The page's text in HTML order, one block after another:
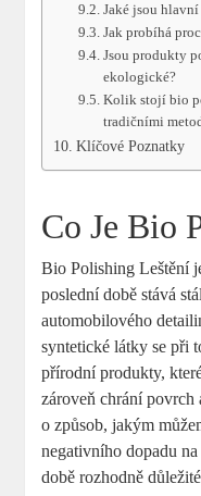
Jaké jsou
Jak probíhá
Jsou produkty
ekologické?
Kolik stojí bio
tradičními
Klíčové Poznatky
Co Je Bio
Bio Polishing Leštění
poslední době stává
automobilového
syntetické látky se při
přírodní produkty,
zároveň chrání povrch
o způsob, jakým
negativního dopadu
době rozhodně